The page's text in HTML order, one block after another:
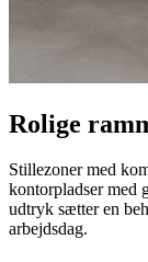
Rolige
Stillezoner med
kontorpladser med
udtryk sætter en
arbejdsdag.